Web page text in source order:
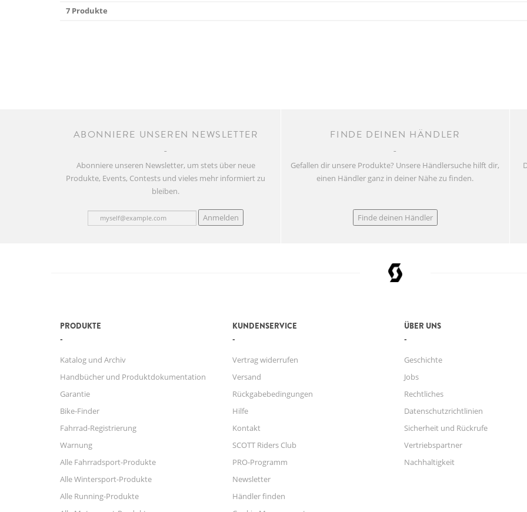
7 Produkte
ABONNIERE UNSEREN NEWSLETTER
Abonniere unseren Newsletter, um stets über neue
Produkte, Events, Contests und vieles mehr informiert zu
bleiben.
Anmelden
FINDE DEINEN HÄNDLER
Gefallen dir unsere Produkte? Unsere Händlersuche hilft dir,
einen Händler ganz in deiner Nähe zu finden.
Finde deinen Händler
PRODUKTE
Katalog und Archiv
Handbücher und Produktdokumentation
Garantie
Bike-Finder
Fahrrad-Registrierung
Warnung
Alle Fahrradsport-Produkte
Alle Wintersport-Produkte
Alle Running-Produkte
KUNDENSERVICE
Vertrag widerrufen
Versand
Rückgabebedingungen
Hilfe
Kontakt
SCOTT Riders Club
PRO-Programm
Newsletter
Händler finden
ÜBER UNS
Geschichte
Jobs
Rechtliches
Datenschutzrichtlinien
Sicherheit und Rückrufe
Vertriebspartner
Nachhaltigkeit